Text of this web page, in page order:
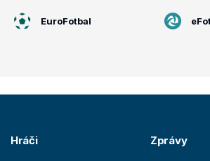
EuroFotbal
Hráči Zprávy